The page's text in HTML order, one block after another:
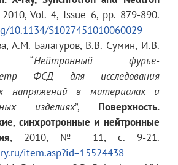
Li, с временной
фокусировкой
ZnS(Ag), с
Vol. 4, Issue 6, pp. 879-890.
10.1134/S1027451010060029
А.М. Балагуров, В.В. Сумин, И.В.
“Нейтронный фурье-
ФСД
для исследования
напряжений в материалах
и
изделиях”, Поверхность.
синхротронные и нейтронные
, 2010, № 11, с. 9-21.
item.asp?id=15524438